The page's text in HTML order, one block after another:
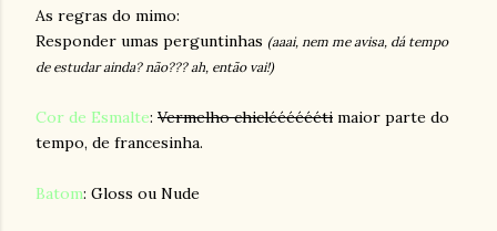
As regras do mimo:
Responder umas perguntinhas (aaai, nem me avisa, dá tempo
de estudar ainda? não??? ah, então vai!)
Cor de Esmalte: Vermelho chiclééééééti maior parte do
tempo, de francesinha.
Batom: Gloss ou Nude